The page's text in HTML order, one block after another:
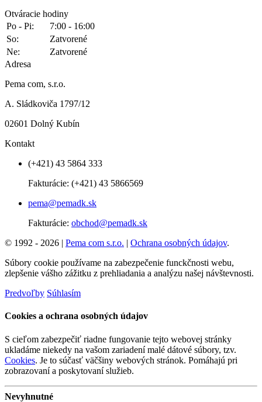
Otváracie hodiny
Po - Pi:
7:00 - 16:00
So:
Zatvorené
Ne:
Zatvorené
Adresa
Pema com, s.r.o.
A. Sládkoviča 1797/12
02601 Dolný Kubín
Kontakt
(+421) 43 5864 333
Fakturácie: (+421) 43 5866569
pema@pemadk.sk
Fakturácie: obchod@pemadk.sk
© 1992 - 2026 | Pema com s.r.o. | Ochrana osobných údajov.
Súbory cookie používame na zabezpečenie funckčnosti webu,
zlepšenie vášho zážitku z prehliadania a analýzu našej návštevnosti.
Predvoľby Súhlasím
Cookies a ochrana osobných údajov
S cieľom zabezpečiť riadne fungovanie tejto webovej stránky
ukladáme niekedy na vašom zariadení malé dátové súbory, tzv.
Cookies. Je to súčasť väčšiny webových stránok. Pomáhajú pri
zobrazovaní a poskytovaní služieb.
Nevyhnutné